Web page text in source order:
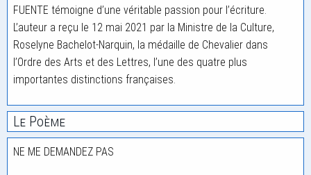
FUENTE témoigne d’une véritable passion pour l’écriture.
L’auteur a reçu le 12 mai 2021 par la Ministre de la Culture,
Roselyne Bachelot-Narquin, la médaille de Chevalier dans
l’Ordre des Arts et des Lettres, l’une des quatre plus
importantes distinctions françaises.
Le Poème
NE ME DEMANDEZ PAS